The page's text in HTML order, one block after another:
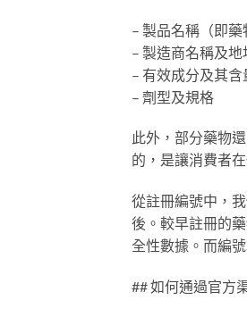
– 製品名稱（即藥
– 製造商名稱及地
– 有效成分及其含
– 劑型及規格
此外，部分藥物
的，是讓消費者
從註冊編號中，
後。較早註冊的
全性數據。而編
## 如何通過官方